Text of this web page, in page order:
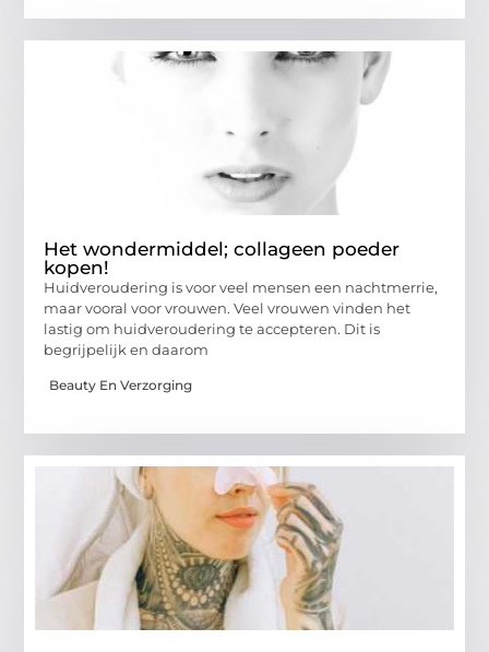
Het wondermiddel; collageen poeder
kopen!
Huidveroudering is voor veel mensen een nachtmerrie,
maar vooral voor vrouwen. Veel vrouwen vinden het
lastig om huidveroudering te accepteren. Dit is
begrijpelijk en daarom
Beauty En Verzorging